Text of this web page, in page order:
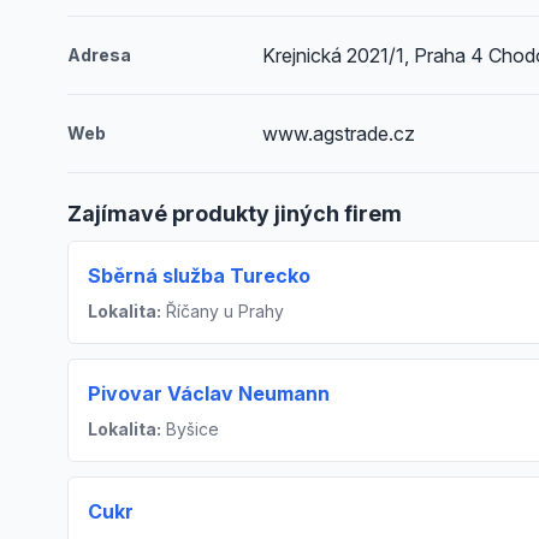
Adresa Krejnická 2021/1, Praha 4
Web www.agstrade.cz
Zajímavé produkty jiných firem
Sběrná služba Turecko
Lokalita: Říčany u Prahy
Pivovar Václav Neumann
Lokalita: Byšice
Cukr